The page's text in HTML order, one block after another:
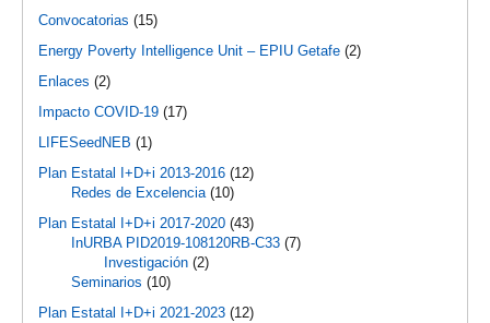
Convocatorias (15)
Energy Poverty Intelligence Unit – EPIU Getafe (2)
Enlaces (2)
Impacto COVID-19 (17)
LIFESeedNEB (1)
Plan Estatal I+D+i 2013-2016 (12)
Redes de Excelencia(10)
Plan Estatal I+D+i 2017-2020 (43)
InURBA PID2019-108120RB-C33 (7)
Investigación (2)
Seminarios (10)
Plan Estatal I+D+i 2021-2023 (12)